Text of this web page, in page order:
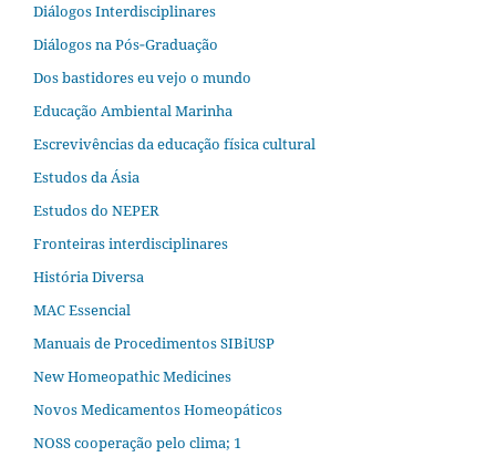
Diálogos Interdisciplinares
Diálogos na Pós‐Graduação
Dos bastidores eu vejo o mundo
Educação Ambiental Marinha
Escrevivências da educação física cultural
Estudos da Ásia​
Estudos do NEPER
Fronteiras interdisciplinares
História Diversa
MAC Essencial
Manuais de Procedimentos SIBiUSP
New Homeopathic Medicines
Novos Medicamentos Homeopáticos
NOSS cooperação pelo clima; 1